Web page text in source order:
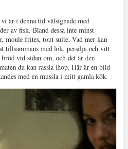
är i denna tid välsignade med
av fisk. Bland dessa inte minst
moule frites, tout suite, Vad mer kan
tillsammans med lök, persilja och vitt
vid sidan om, och det är den
du kan rassla ihop. Här är en bild
med en mussla i mitt gamla kök.